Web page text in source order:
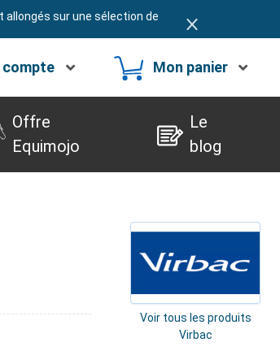
sur une sélection de
compte Mon panier
Offre
Equimojo
Le
blog
Voir tous les produits
Virbac